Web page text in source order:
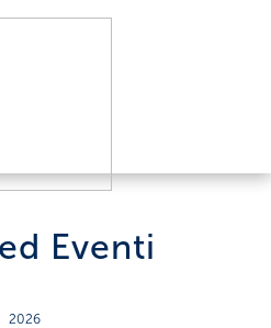
Eventi
2026